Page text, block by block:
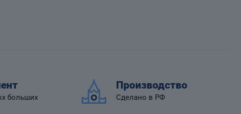
больших
Производство
Сделано в РФ